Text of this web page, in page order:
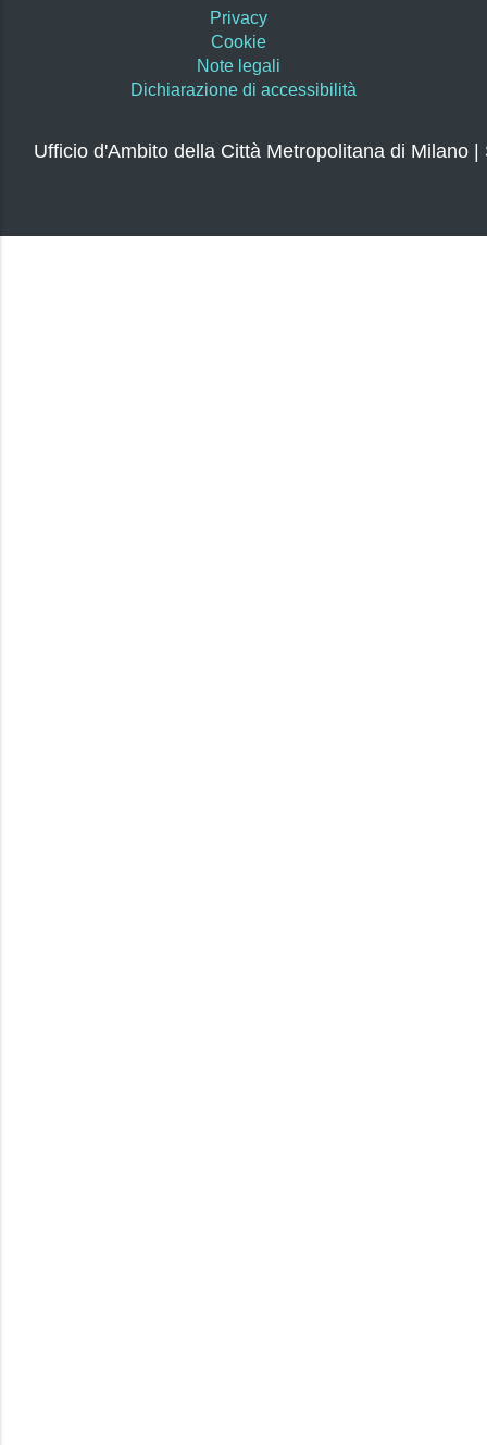
Privacy
Cookie
Note legali
Dichiarazione di accessibilità
Ufficio d'Ambito della Città Metropolitana di Milano